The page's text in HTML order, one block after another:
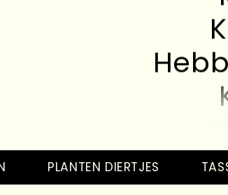
PLANTEN DIERTJES TASSEN